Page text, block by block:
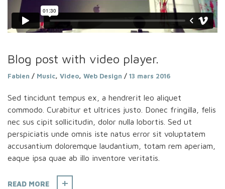
Blog post with video player.
Fabien / Music, Video, Web Design / 13 mars 2016
Sed tincidunt tempus ex, a hendrerit leo aliquet
commodo. Curabitur et ultrices justo. Donec fringilla, felis
nec sus cipit sollicitudin, dolor nulla lobortis. Sed ut
perspiciatis unde omnis iste natus error sit voluptatem
accusantium doloremque laudantium, totam rem aperiam,
eaque ipsa quae ab illo inventore veritatis.
READ MORE